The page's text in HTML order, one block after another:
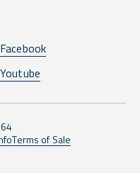
Facebook
Youtube
Terms of Sale